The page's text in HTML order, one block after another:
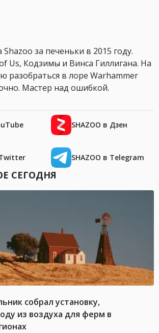
за печеньки в 2015 году.
Us, Кодзимы и Винса Гиллигана. На
разобраться в лоре Warhammer
Мастер над ошибкой.
SHAZOO в Дзен
Twitter SHAZOO в Telegram
СЕГОДНЯ
собрал установку,
из воздуха для ферм в